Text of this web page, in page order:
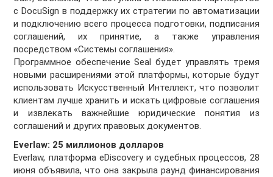
с DocuSign в поддержку их стратегии по автоматизации
и подключению всего процесса подготовки, подписания
соглашений, их принятие, атакже управления
посредством «Системы соглашения».
Программное обеспечение Seal будет управлять тремя
новыми расширениями этой платформы, которые будут
использовать Искусственный Интеллект, что позволит
клиентам лучше хранить и искать цифровые соглашения
и извлекать важнейшие юридические понятия из
соглашений и других правовых документов.
Everlaw: 25 миллионов долларов
Everlaw, платформа eDiscovery и судебных процессов, 28
июня объявила, что она закрыла раунд финансирования